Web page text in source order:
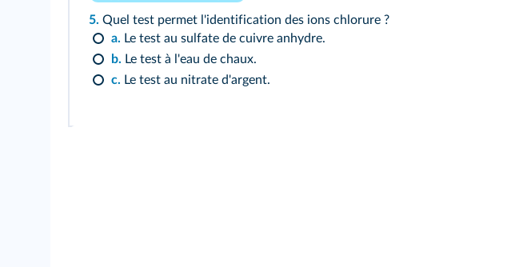
5. Quel test permet l'identification des ions chlorure ?
a. Le test au sulfate de cuivre anhydre.
b. Le test à l'eau de chaux.
c. Le test au nitrate d'argent.